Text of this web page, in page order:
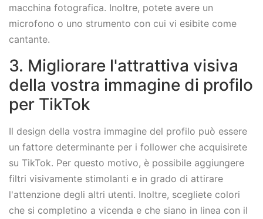
macchina fotografica. Inoltre, potete avere un
microfono o uno strumento con cui vi esibite come
cantante.
3. Migliorare l'attrattiva visiva
della vostra immagine di profilo
per TikTok
Il design della vostra immagine del profilo può essere
un fattore determinante per i follower che acquisirete
su TikTok. Per questo motivo, è possibile aggiungere
filtri visivamente stimolanti e in grado di attirare
l'attenzione degli altri utenti. Inoltre, scegliete colori
che si completino a vicenda e che siano in linea con il